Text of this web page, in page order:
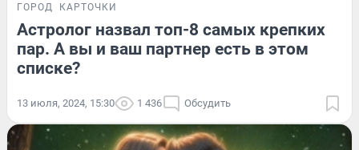
ГОРОД КАРТОЧКИ
Астролог назвал топ-8 самых крепких
пар. А вы и ваш партнер есть в этом
списке?
13 июля, 2024, 15:30 1 436 Обсудить